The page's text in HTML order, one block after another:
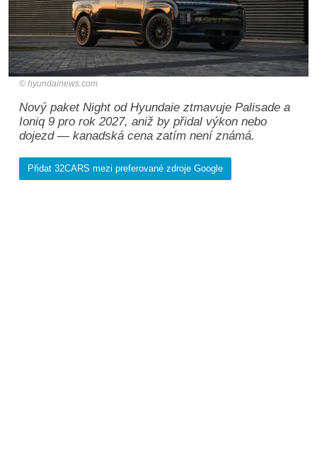
hyundainews.com
Nový paket Night od Hyundaie ztmavuje Palisade a
Ioniq 9 pro rok 2027, aniž by přidal výkon nebo
dojezd — kanadská cena zatím není známá.
Přidat 32CARS mezi preferované zdroje Google